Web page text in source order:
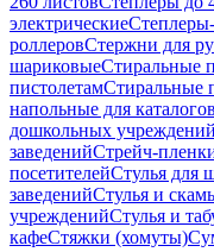
электрические
роллеровСтержни для
шариковыеСтиральные
пистолетамСтиральные
напольные для
дошкольных учреждений
заведенийСтрейч-
посетителейСтулья для
заведенийСтулья и
учрежденийСтулья и
кафеСтяжки (хомуты)